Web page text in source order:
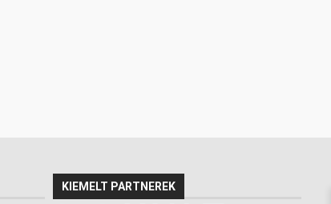
KIEMELT PARTNEREK